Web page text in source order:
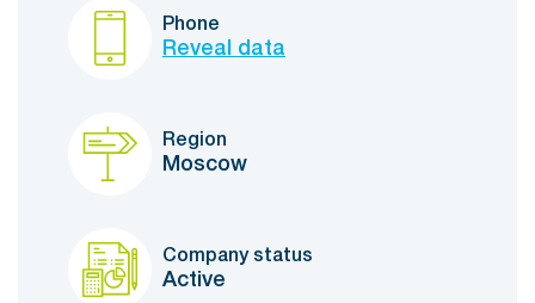
Phone
Reveal data
Region
Moscow
Company status
Active